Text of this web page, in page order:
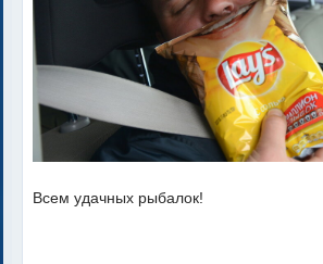
Всем удачных рыбалок!